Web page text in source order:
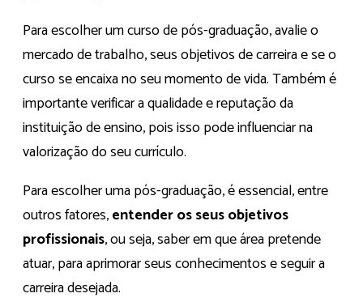
Para escolher um curso de pós-graduação, avalie o
mercado de trabalho, seus objetivos de carreira e se o
curso se encaixa no seu momento de vida. Também é
importante verificar a qualidade e reputação da
instituição de ensino, pois isso pode influenciar na
valorização do seu currículo.
Para escolher uma pós-graduação, é essencial, entre
outros fatores,entender os seus objetivos
profissionais, ou seja, saber em que área pretende
atuar, para aprimorar seus conhecimentos e seguir a
carreira desejada.